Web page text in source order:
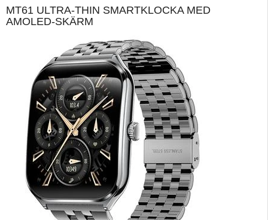
MT61 ULTRA-THIN SMARTKLOCKA MED
AMOLED-SKÄRM